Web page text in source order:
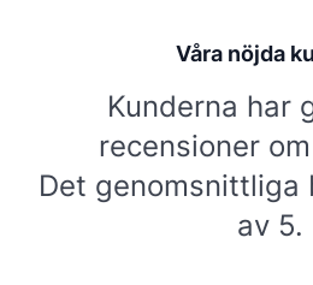
Våra nöjda
Kunderna har
recensioner
Det genomsnittliga
av 5.